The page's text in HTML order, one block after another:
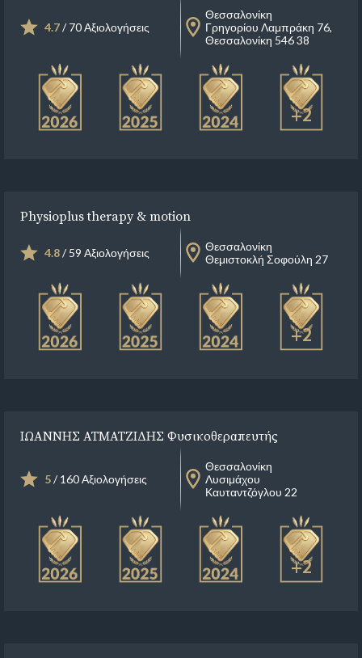
4.7/ 70 Αξιολογήσεις
Θεσσαλονίκη
Γρηγορίου Λαμπράκη 76,
Θεσσαλονίκη 546 38
+2
Physioplus therapy & motion
4.8/ 59 Αξιολογήσεις
Θεσσαλονίκη
Θεμιστοκλή Σοφούλη 27
+2
ΙΩΑΝΝΗΣ ΑΤΜΑΤΖΙΔΗΣ Φυσικοθεραπευτής
5/ 160 Αξιολογήσεις
Θεσσαλονίκη
Λυσιμάχου
Καυταντζόγλου 22
+2